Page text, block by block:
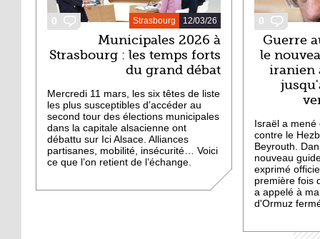
0 12/03/26
Strasbourg
Municipales 2026 à
Strasbourg : les temps forts
du grand débat
Mercredi 11 mars, les six têtes de liste
les plus susceptibles d’accéder au
second tour des élections municipales
dans la capitale alsacienne ont
débattu sur Ici Alsace. Alliances
partisanes, mobilité, insécurité… Voici
ce que l’on retient de l’échange.
0
Guerre
le
iranien
Israël a
contre le
Beyrouth.
nouveau
exprimé
première fois
a appelé à
d'Ormuz